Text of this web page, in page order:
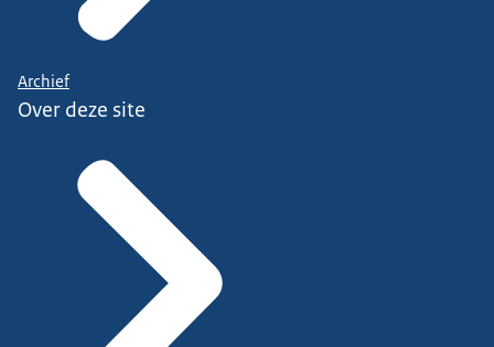
Archief
Over deze site